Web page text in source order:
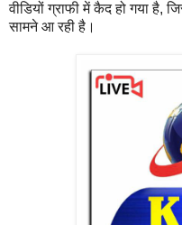
वीडियों ग्राफी में कैद हो गया है,
सामने आ रही है।